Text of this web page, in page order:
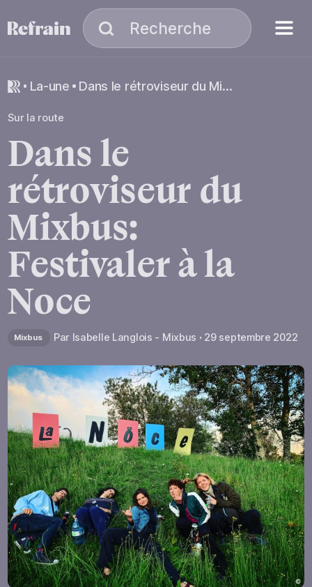
Recherche
la-une Dans le rétroviseur du Mixbus: Festivaler à la Noce
Sur la route
Dansle
rétroviseur du
Mixbus:
Festivaleràla
Noce
Mixbus Par Isabelle Langlois - Mixbus 29 septembre 2022